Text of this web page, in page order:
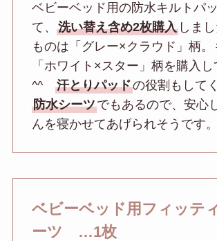
ベビーベッド用の防水キルトパ
て、 洗い替え含め2枚購入しま
ものは「グレー×クラウド」柄。
「ホワイト×スター」柄を購入
^^ 汗とりパッドの役割もして
防水シーツでもあるので、安心
んを寝かせてあげられそうです。
ベビーベッド用フィッテ
ーツ …1枚